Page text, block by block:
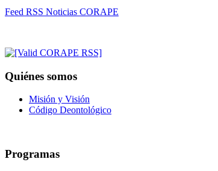
Feed RSS Noticias CORAPE
Quiénes somos
Misión y Visión
Código Deontológico
Programas